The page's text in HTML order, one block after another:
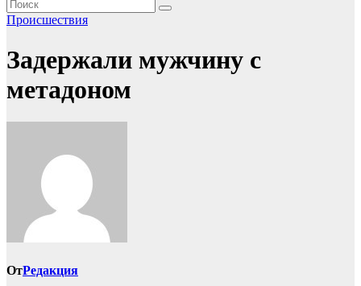
Происшествия
Задержали мужчину с
метадоном
ОтРедакция